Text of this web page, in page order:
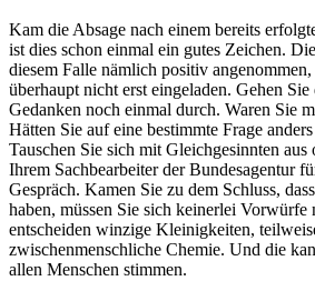
Kam die Absage nach einem bereits
ist dies schon einmal ein gutes Zeichen.
diesem Falle nämlich positiv angenommen,
überhaupt nicht erst eingeladen. Gehen
Gedanken noch einmal durch. Waren Sie
Hätten Sie auf eine bestimmte Frage
Tauschen Sie sich mit Gleichgesinnten aus
Ihrem Sachbearbeiter der Bundesagentur
Gespräch. Kamen Sie zu dem Schluss,
haben, müssen Sie sich keinerlei Vorwürfe
entscheiden winzige Kleinigkeiten,
zwischenmenschliche Chemie. Und die
allen Menschen stimmen.